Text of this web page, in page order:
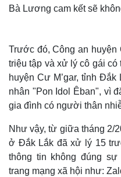
Bà Lương cam kết sẽ
Trước đó, Công an huyện
triệu tập và xử lý cô gái có
huyện Cư M’gar, tỉnh Đắk
nhân "Pon Idol Êban", vì
gia đình có người thân
Như vậy, từ giữa tháng 2/
ở Đắk Lắk đã xử lý 15
thông tin không đúng
trang mạng xã hội như: